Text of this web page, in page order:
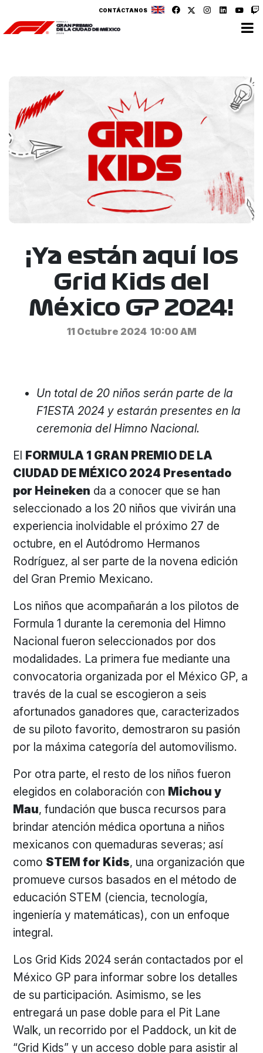
CONTÁCTANOS
¡Ya están aquí los
Grid Kids del
México GP 2024!
11 Octubre 2024 10:00 AM
Un total de 20 niños serán parte de la
F1ESTA 2024 y estarán presentes en la
ceremonia del Himno Nacional.
El FORMULA 1 GRAN PREMIO DE LA
CIUDAD DE MÉXICO 2024 Presentado
por Heineken da a conocer que se han
seleccionado a los 20 niños que vivirán una
experiencia inolvidable el próximo 27 de
octubre, en el Autódromo Hermanos
Rodríguez, al ser parte de la novena edición
del Gran Premio Mexicano.
Los niños que acompañarán a los pilotos de
Formula 1 durante la ceremonia del Himno
Nacional fueron seleccionados por dos
modalidades. La primera fue mediante una
convocatoria organizada por el México GP, a
través de la cual se escogieron a seis
afortunados ganadores que, caracterizados
de su piloto favorito, demostraron su pasión
por la máxima categoría del automovilismo.
Por otra parte, el resto de los niños fueron
elegidos en colaboración con Michou y
Mau, fundación que busca recursos para
brindar atención médica oportuna a niños
mexicanos con quemaduras severas; así
como STEM for Kids, una organización que
promueve cursos basados en el método de
educación STEM (ciencia, tecnología,
ingeniería y matemáticas), con un enfoque
integral.
Los Grid Kids 2024 serán contactados por el
México GP para informar sobre los detalles
de su participación. Asimismo, se les
entregará un pase doble para el Pit Lane
Walk, un recorrido por el Paddock, un kit de
“Grid Kids” y un acceso doble para asistir al